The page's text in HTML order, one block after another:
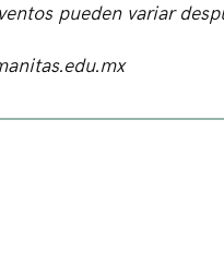
pueden variar